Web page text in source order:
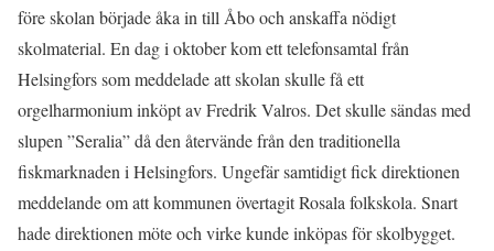
före skolan började åka in till Åbo och anskaffa nödigt
skolmaterial. En dag i oktober kom ett telefonsamtal från
Helsingfors som meddelade att skolan skulle få ett
orgelharmonium inköpt av Fredrik Valros. Det skulle sändas med
slupen ”Seralia” då den återvände från den traditionella
fiskmarknaden i Helsingfors. Ungefär samtidigt fick direktionen
meddelande om att kommunen övertagit Rosala folkskola. Snart
hade direktionen möte och virke kunde inköpas för skolbygget.